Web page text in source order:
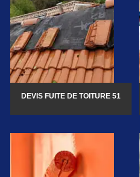
DEVIS FUITE DE TOITURE 51